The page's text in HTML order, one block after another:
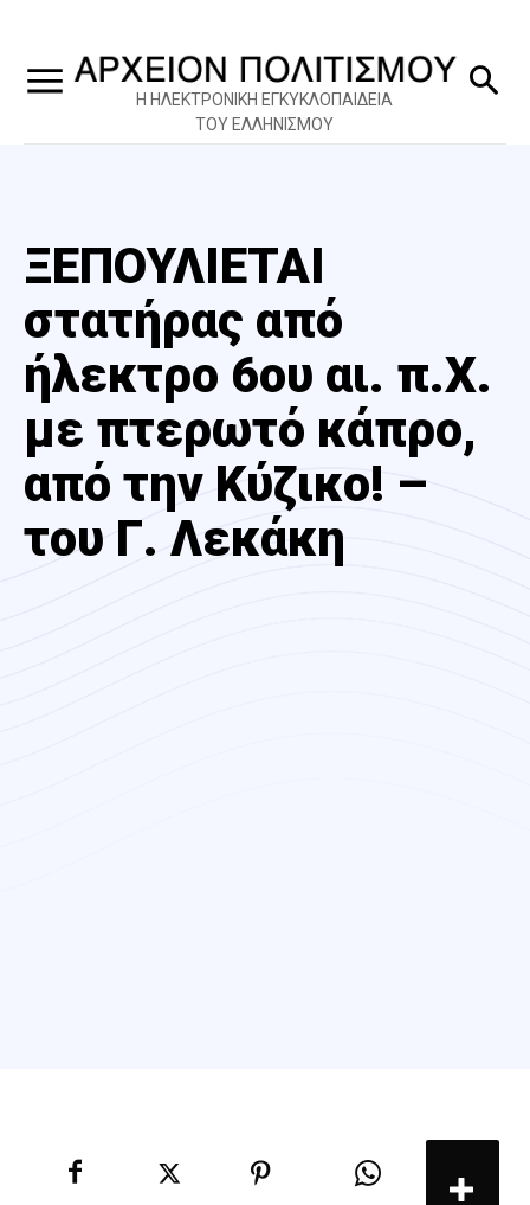
Η ΗΛΕΚΤΡΟΝΙΚΗ ΕΓΚΥΚΛΟΠΑΙΔΕΙΑ
ΤΟΥ ΕΛΛΗΝΙΣΜΟΥ
ΞΕΠΟΥΛΙΕΤΑΙ
στατήρας από
ήλεκτρο 6ου αι. π.Χ.
με πτερωτό κάπρο,
από την Κύζικο! –
του Γ. Λεκάκη